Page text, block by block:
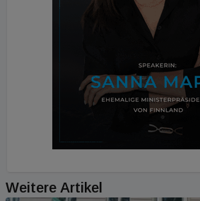
Weitere Artikel